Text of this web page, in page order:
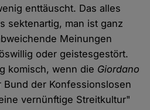
enttäuscht. Das alles
sektenartig, man ist ganz
Meinungen
oder geistesgestört.
komisch, wenn die Giordano
Bund der Konfessionslosen
vernünftige Streitkultur"